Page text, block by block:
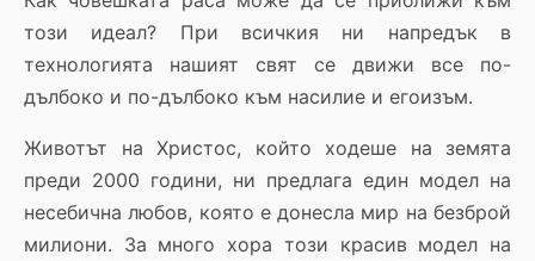
този идеал? При всичкия ни напредък в
технологията нашият свят се движи все по-
дълбоко и по-дълбоко към насилие и егоизъм.
Животът на Христос, който ходеше на земята
преди 2000 години, ни предлага един модел на
несебична любов, която е донесла мир на безброй
милиони. За много хора този красив модел на